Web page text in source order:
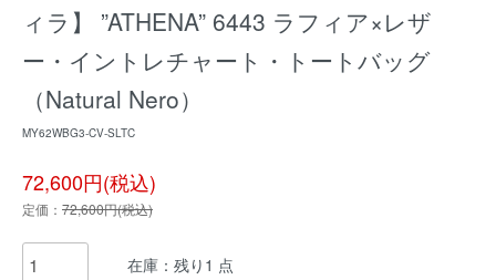
ィラ】 ”ATHENA” 6443 ラフィア×レザ
ー・イントレチャート・トートバッグ
（Natural Nero）
MY62WBG3-CV-SLTC
72,600円(税込)
定価： 72,600円(税込)
在庫：残り1 点